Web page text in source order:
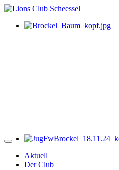
Aktuell
Der Club